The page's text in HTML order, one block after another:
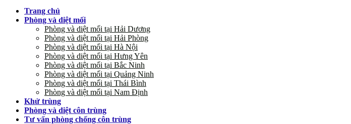
Trang chủ
Phòng và diệt mối
Phòng và diệt mối tại Hải Dương
Phòng và diệt mối tại Hải Phòng
Phòng và diệt mối tại Hà Nội
Phòng và diệt mối tại Hưng Yên
Phòng và diệt mối tại Bắc Ninh
Phòng và diệt mối tại Quảng Ninh
Phòng và diệt mối tại Thái Bình
Phòng và diệt mối tại Nam Định
Khử trùng
Phòng và diệt côn trùng
Tư vấn phòng chống côn trùng